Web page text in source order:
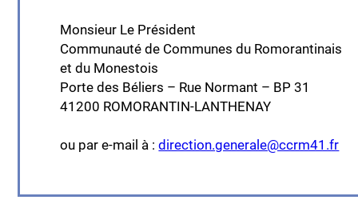
Monsieur Le Président
Communauté de Communes du Romorantinais
et du Monestois
Porte des Béliers – Rue Normant – BP 31
41200 ROMORANTIN-LANTHENAY
ou par e-mail à :direction.generale@ccrm41.fr